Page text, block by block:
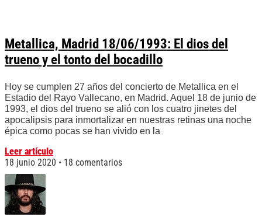
Metallica, Madrid 18/06/1993: El dios del
trueno y el tonto del bocadillo
Hoy se cumplen 27 años del concierto de Metallica en el
Estadio del Rayo Vallecano, en Madrid. Aquel 18 de junio de
1993, el dios del trueno se alió con los cuatro jinetes del
apocalipsis para inmortalizar en nuestras retinas una noche
épica como pocas se han vivido en la
Leer artículo
18 junio 2020
18 comentarios